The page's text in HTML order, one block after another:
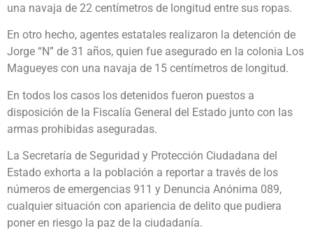
una navaja de 22 centímetros de longitud entre sus ropas.
En otro hecho, agentes estatales realizaron la detención de
Jorge “N” de 31 años, quien fue asegurado en la colonia Los
Magueyes con una navaja de 15 centímetros de longitud.
En todos los casos los detenidos fueron puestos a
disposición de la Fiscalía General del Estado junto con las
armas prohibidas aseguradas.
La Secretaría de Seguridad y Protección Ciudadana del
Estado exhorta a la población a reportar a través de los
números de emergencias 911 y Denuncia Anónima 089,
cualquier situación con apariencia de delito que pudiera
poner en riesgo la paz de la ciudadanía.